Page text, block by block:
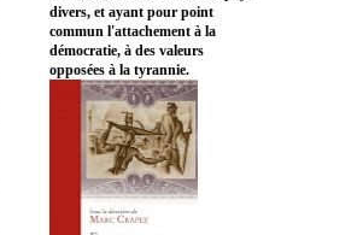
divers, et ayant pour point
commun l'attachement à la
démocratie, à des valeurs
opposées à la tyrannie.